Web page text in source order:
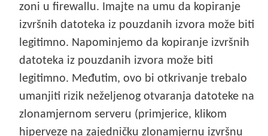
zoni u firewallu. Imajte na umu da kopiranje
izvršnih datoteka iz pouzdanih izvora može biti
legitimno. Napominjemo da kopiranje izvršnih
datoteka iz pouzdanih izvora može biti
legitimno. Međutim, ovo bi otkrivanje trebalo
umanjiti rizik neželjenog otvaranja datoteke na
zlonamjernom serveru (primjerice, klikom
hiperveze na zajedničku zlonamjernu izvršnu